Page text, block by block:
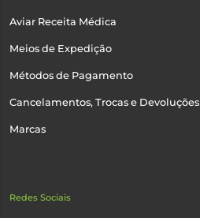
Aviar Receita Médica
Meios de Expedição
Métodos de Pagamento
Cancelamentos, Trocas e Devoluções
Marcas
Redes Sociais